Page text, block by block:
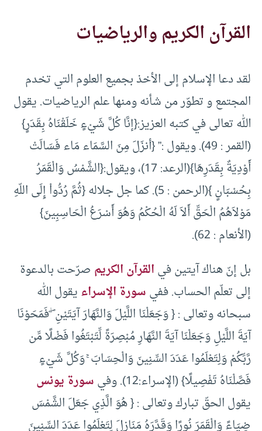
القرآن الكريم والرياضيات
لقد دعا الإسلام إلى الأخذ بجميع العلوم التي تخدم
المجتمع و تطوّر من شأنه ومنها علم الرياضيات. يقول
الله تعالى في كتبه العزيز:{إنَّا كُلَّ شَيْءٍ خَلَقْنَاهُ بِقَدَرٍ}
(القمر : 49). ويقول :” {أنزَلَ مِنَ السَّمَاء مَاء فَسَالَتْ
أَوْدِيَةٌ بِقَدَرِهَا}(الرعد: 17)، ويقول:{الشَّمْسُ وَالْقَمَرُ
بِحُسْبَانٍ }(الرحمن : 5). كما جل جلاله {ثُمَّ رُدُّواْ إِلَى اللّهِ
مَوْلاَهُمُ الْحَقِّ أَلاَ لَهُ الْحُكْمُ وَهُوَ أَسْرَعُ الْحَاسِبِينَ}
(الأنعام : 62).
بل إنّ هناك آيتين فيالقرآن الكريم صرّحت بالدعوة
إلى تعلّم الحساب. ففيسورة الإسراءيقول الله
سبحانه وتعالى : { وَجَعَلْنَا اللَّيْلَ وَالنَّهَارَ آيَتَيْنِ ۖ فَمَحَوْنَا
آيَةَ اللَّيْلِ وَجَعَلْنَا آيَةَ النَّهَارِ مُبْصِرَةً لِّتَبْتَغُوا فَضْلًا مِّن
رَّبِّكُمْ وَلِتَعْلَمُوا عَدَدَ السِّنِينَ وَالْحِسَابَ ۚ وَكُلَّ شَيْءٍ
فَصَّلْنَاهُ تَفْصِيلًا} (الإسراء:12). وفي
سورة يونس
يقول الحقّ تبارك وتعالى : { هُوَ الَّذِي جَعَلَ الشَّمْسَ
ضِيَاءً وَالْقَمَرَ نُورًا وَقَدَّرَهُ مَنَازِلَ لِتَعْلَمُوا عَدَدَ السِّنِينَ